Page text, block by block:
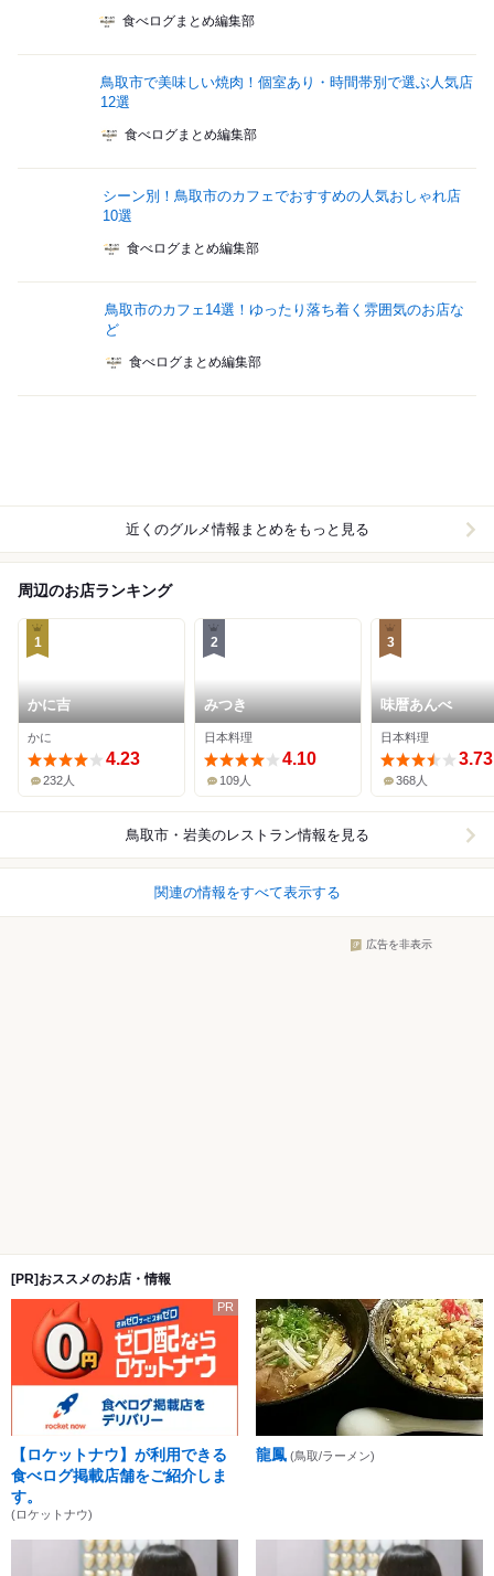
食べログまとめ編集部
鳥取市で美味しい焼肉！個室あり・時間帯別で選ぶ人気店
12選
食べログまとめ編集部
シーン別！鳥取市のカフェでおすすめの人気おしゃれ店
10選
食べログまとめ編集部
鳥取市のカフェ14選！ゆったり落ち着く雰囲気のお店な
ど
食べログまとめ編集部
近くのグルメ情報まとめをもっと見る
周辺のお店ランキング
1
かに吉
かに
4.23
232人
2
みつき
日本料理
4.10
109人
3
味暦あんべ
日本料理
3.73
368人
鳥取市・岩美のレストラン情報を見る
関連の情報をすべて表示する
広告を非表示
[PR]おススメのお店・情報
PR
【ロケットナウ】が利用できる
食べログ掲載店舗をご紹介しま
す。
(ロケットナウ)
龍鳳 (鳥取/ラーメン)